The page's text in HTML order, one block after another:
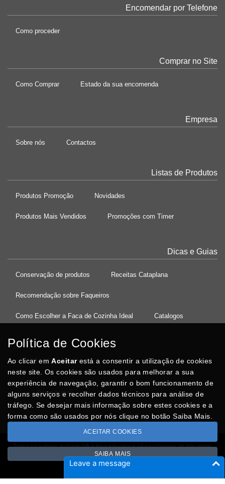
Leave a message
Encomendar por Telefone
Como proceder
Comprar no Site
Como Comprar Estado da sua encomenda
Empresa
Sobre nós Contactos
Listas de Produtos
Produtos Promoção Novidades
Produtos Mais Vendidos Promoções com Timer
Dicas e Guias
Conservação de produtos Receitas Cataplana
Recomendação sobre Faqueiros
Como Escolher a Faca de Cozinha Ideal Catalogos
37°08'27.5"N 8°32'13.9"W
Posso Ajudar?
Todos os valores incluem IVA à taxa em vigor e são exclusivos da loja online
Copyright © CASACARMINHO.com 2026
Desenvolvido porOptimeios
Política de Cookies
Ao clicar emAceitarestá a consentir a utilização de cookies
neste site. Os cookies são usados para melhorar a sua
experiência de navegação, garantir o bom funcionamento de
alguns serviços e recolher dados técnicos para análise de
tráfego. Se desejar mais informação sobre estes cookies e a
forma como são usados por nós clique no botão Saiba Mais.
ACEITAR COOKIES
SAIBA MAIS